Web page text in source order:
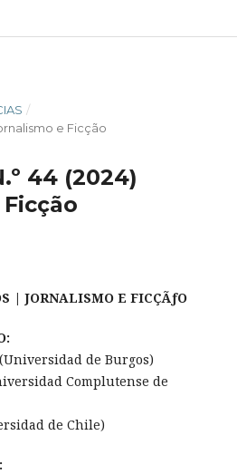
/
e Ficção
44 (2024)
| JORNALISMO E FICÇÃƒO
de Burgos)
Complutense de
de Chile)